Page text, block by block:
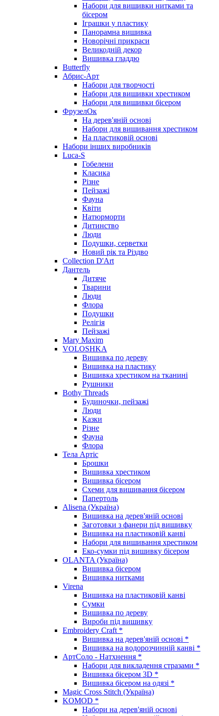
Набори для вишивки нитками та
бісером
Іграшки у пластику
Панорамна вишивка
Новорічні прикраси
Великодній декор
Вишивка гладдю
Butterfly
Абрис-Арт
Набори для творчості
Набори для вишивки хрестиком
Набори для вишивки бісером
ФрузелОк
На дерев'яній основі
Набори для вишивання хрестиком
На пластиковій основі
Набори інших виробників
Luca-S
Гобелени
Класика
Різне
Пейзажі
Фауна
Квіти
Натюрморти
Дитинство
Люди
Подушки, серветки
Новий рік та Різдво
Collection D'Art
Дантель
Дитяче
Тварини
Люди
Флора
Подушки
Релігія
Пейзажі
Mary Maxim
VOLOSHKA
Вишивка по дереву
Вишивка на пластику
Вишивка хрестиком на тканині
Рушники
Bothy Threads
Будиночки, пейзажі
Люди
Казки
Різне
Фауна
Флора
Тела Артіс
Брошки
Вишивка хрестиком
Вишивка бісером
Схеми для вишивання бісером
Папертоль
Alisena (Україна)
Вишивка на дерев'яній основі
Заготовки з фанери під вишивку
Вишивка на пластиковій канві
Набори для вишивання хрестиком
Еко-сумки під вишивку бісером
OLANTA (Україна)
Вишивка бісером
Вишивка нитками
Virena
Вишивка на пластиковій канві
Сумки
Вишивка по дереву
Вироби під вишивку
Embroidery Craft *
Вишивка на дерев'яній основі *
Вишивка на водорозчинній канві *
АртСоло - Натхнення *
Набори для викладення стразами *
Вишивка бісером 3D *
Вишивка бісером на одязі *
Magic Cross Stitch (Україна)
KOMOD *
Набори на дерев'яній основі